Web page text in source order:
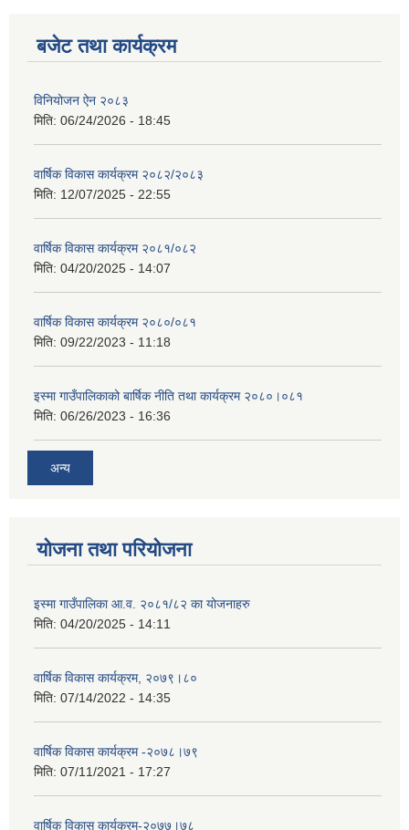
बजेट तथा कार्यक्रम
विनियोजन ऐन २०८३
मिति: 06/24/2026 - 18:45
वार्षिक विकास कार्यक्रम २०८२/२०८३
मिति: 12/07/2025 - 22:55
वार्षिक विकास कार्यक्रम २०८१/०८२
मिति: 04/20/2025 - 14:07
वार्षिक विकास कार्यक्रम २०८०/०८१
मिति: 09/22/2023 - 11:18
इस्मा गाउँपालिकाको बार्षिक नीति तथा कार्यक्रम २०८०।०८१
मिति: 06/26/2023 - 16:36
अन्य
योजना तथा परियोजना
इस्मा गाउँपालिका आ.व. २०८१/८२ का योजनाहरु
मिति: 04/20/2025 - 14:11
वार्षिक विकास कार्यक्रम, २०७९।८०
मिति: 07/14/2022 - 14:35
वार्षिक विकास कार्यक्रम -२०७८।७९
मिति: 07/11/2021 - 17:27
वार्षिक विकास कार्यक्रम-२०७७।७८